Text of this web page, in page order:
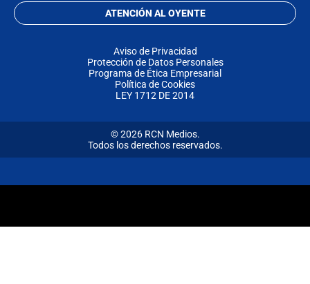
ATENCIÓN AL OYENTE
Aviso de Privacidad
Protección de Datos Personales
Programa de Ética Empresarial
Política de Cookies
LEY 1712 DE 2014
© 2026 RCN Medios.
Todos los derechos reservados.